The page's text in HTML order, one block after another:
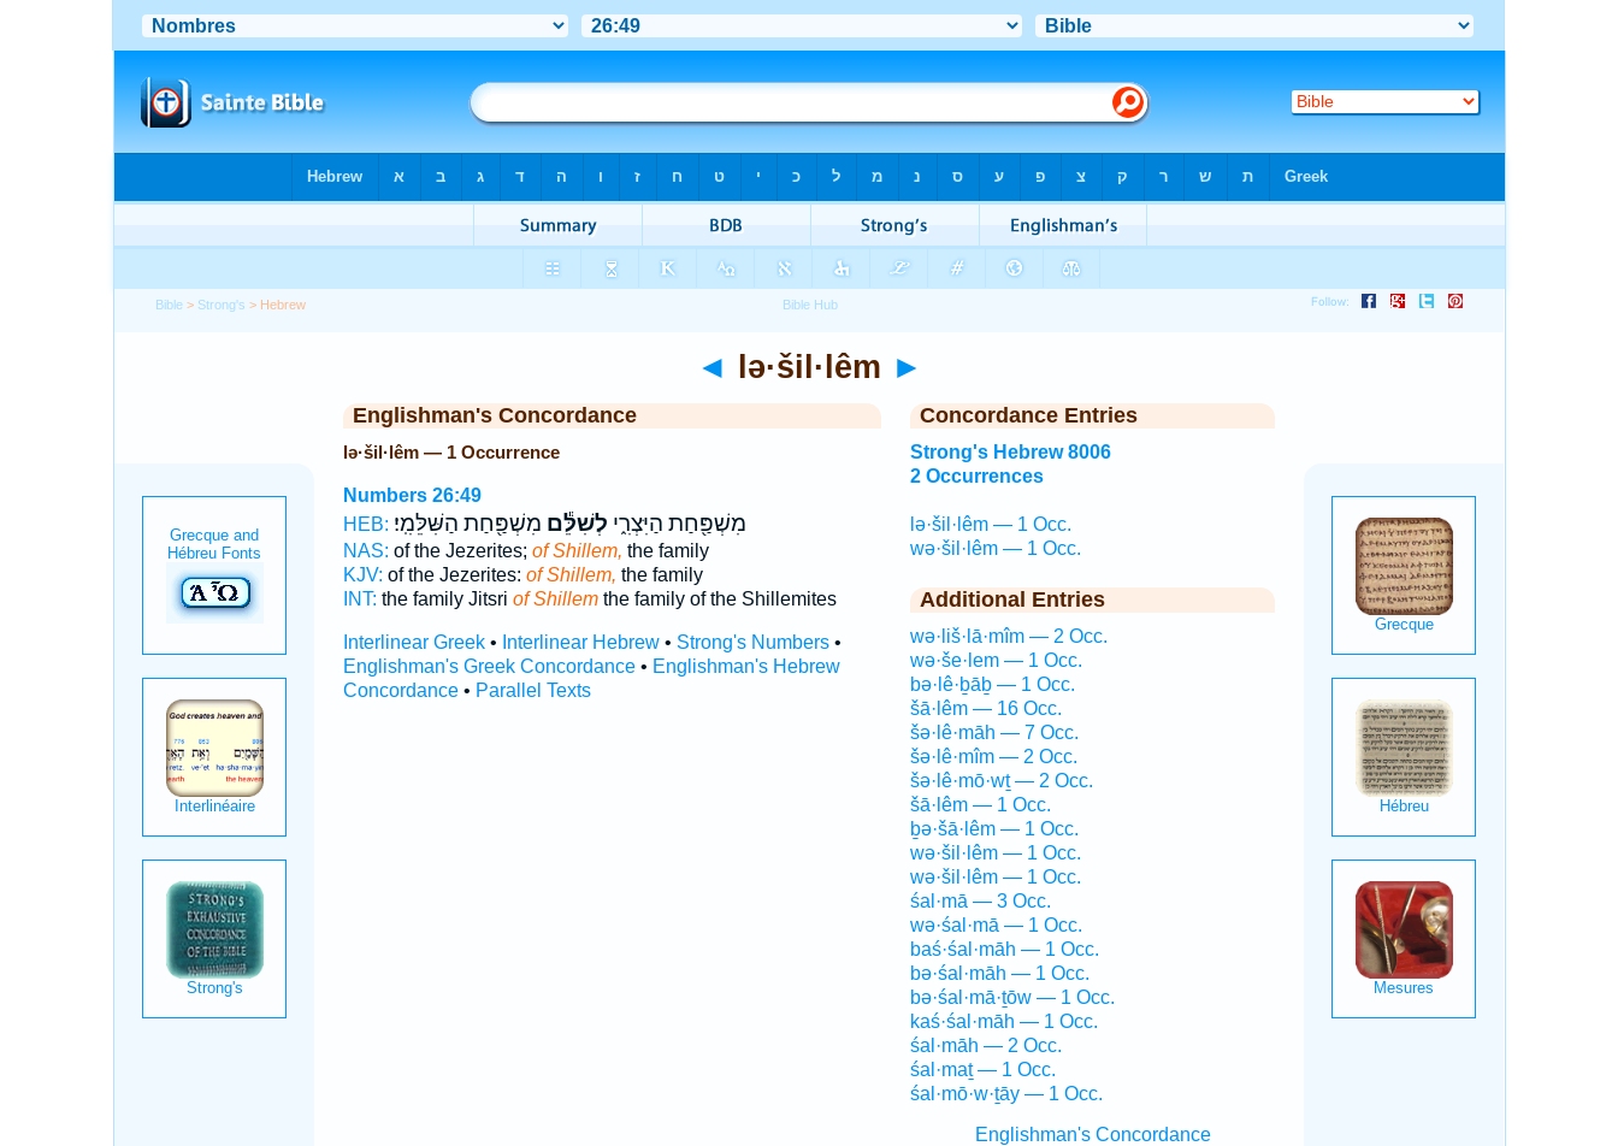
Bible > Strong's > Hebrew
◄ lə·šil·lêm ►
Englishman's Concordance
lə·šil·lêm — 1 Occurrence
Numbers 26:49
HEB:
מִשְׁפַּ֖חַת הַיִּצְרִ֑י לְשִׁלֵּ֕ם מִשְׁפַּ֖חַת הַשִּׁלֵּמִֽי׃
NAS: of the Jezerites; of Shillem, the family
KJV: of the Jezerites: of Shillem, the family
INT: the family Jitsri of Shillemthe family of the Shillemites
Interlinear Greek• Interlinear Hebrew• Strong's Numbers•
Englishman's Greek Concordance• Englishman's Hebrew
Concordance• Parallel Texts
Concordance Entries
Strong's Hebrew 8006
2 Occurrences
lə·šil·lêm — 1 Occ.
wə·šil·lêm — 1 Occ.
Additional Entries
wə·liš·lā·mîm — 2 Occ.
wə·še·lem — 1 Occ.
bə·lê·ḇāḇ — 1 Occ.
šā·lêm — 16 Occ.
šə·lê·māh — 7 Occ.
šə·lê·mîm — 2 Occ.
šə·lê·mō·wṯ — 2 Occ.
šā·lêm — 1 Occ.
ḇə·šā·lêm — 1 Occ.
wə·šil·lêm — 1 Occ.
wə·šil·lêm — 1 Occ.
śal·mā — 3 Occ.
wə·śal·mā — 1 Occ.
baś·śal·māh — 1 Occ.
bə·śal·māh — 1 Occ.
bə·śal·mā·ṯōw — 1 Occ.
kaś·śal·māh — 1 Occ.
śal·māh — 2 Occ.
śal·maṯ — 1 Occ.
śal·mō·w·ṯāy — 1 Occ.
Englishman's Concordance